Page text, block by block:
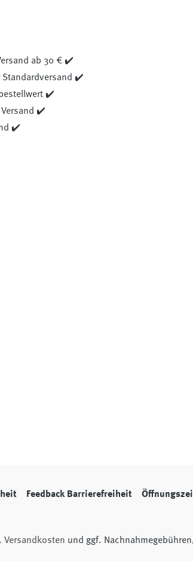
ab 30 € ✔️
Standardversand ✔️
✔️
Versand ✔️
✔️
Feedback Barrierefreiheit
Versandkosten und ggf.